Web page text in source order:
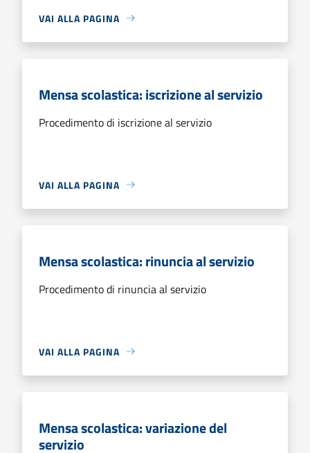
VAI ALLA PAGINA
Mensa scolastica: iscrizione al servizio
Procedimento di iscrizione al servizio
VAI ALLA PAGINA
Mensa scolastica: rinuncia al servizio
Procedimento di rinuncia al servizio
VAI ALLA PAGINA
Mensa scolastica: variazione del
servizio